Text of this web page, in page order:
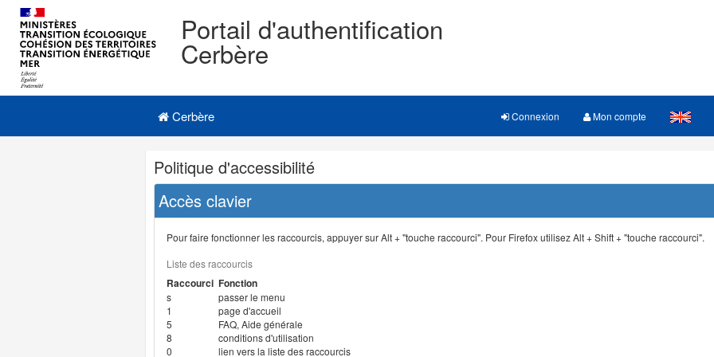
Portail d'authentification
Cerbère
Navigation
Menu principal
Cerbère Connexion Mon compte
Navigation
et
outils
annexes
Politique d'accessibilité
Accès clavier
Pour faire fonctionner les raccourcis, appuyer sur Alt + "touche raccourci". Pour Firefox utilisez Alt + Shift + "touche raccourci".
Liste des raccourcis
Raccourci Fonction
s
passer le menu
1
page d'accueil
5
FAQ, Aide générale
8
conditions d'utilisation
0
lien vers la liste des raccourcis